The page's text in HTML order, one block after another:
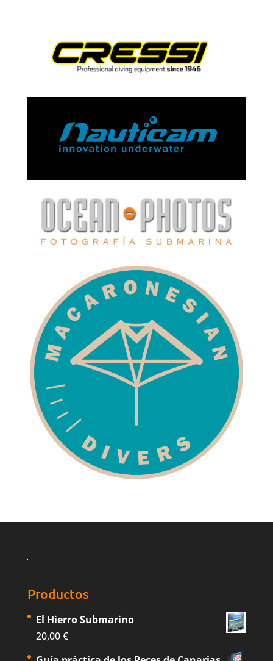
Productos
El Hierro Submarino
20,00€